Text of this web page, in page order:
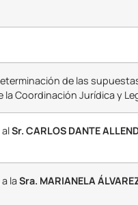
de las
la Coordinación Jurídica y
alSr. CARLOS DANTE
a laSra. MARIANELA